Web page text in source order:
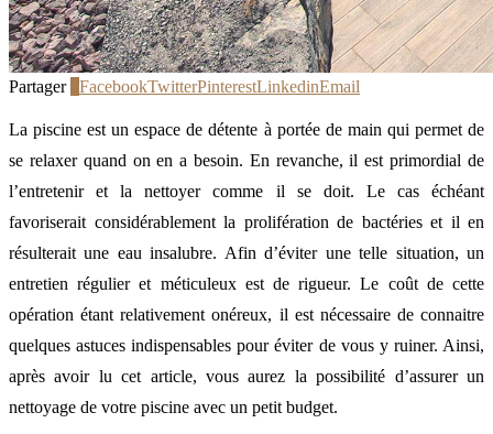
Partager FacebookTwitterPinterestLinkedinEmail
La piscine est un espace de détente à portée de main qui permet de
se relaxer quand on en a besoin. En revanche, il est primordial de
l’entretenir et la nettoyer comme il se doit. Le cas échéant
favoriserait considérablement la prolifération de bactéries et il en
résulterait une eau insalubre. Afin d’éviter une telle situation, un
entretien régulier et méticuleux est de rigueur. Le coût de cette
opération étant relativement onéreux, il est nécessaire de connaitre
quelques astuces indispensables pour éviter de vous y ruiner. Ainsi,
après avoir lu cet article, vous aurez la possibilité d’assurer un
nettoyage de votre piscine avec un petit budget.